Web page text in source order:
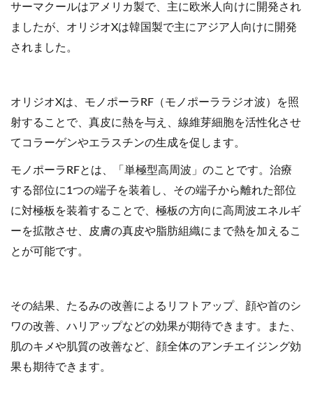
サーマクールはアメリカ製で、主に欧米人向けに開発され
ましたが、オリジオXは韓国製で主にアジア人向けに開発
されました。
オリジオXは、モノポーラRF（モノポーララジオ波）を照
射することで、真皮に熱を与え、線維芽細胞を活性化させ
てコラーゲンやエラスチンの生成を促します。
モノポーラRFとは、「単極型高周波」のことです。治療
する部位に1つの端子を装着し、その端子から離れた部位
に対極板を装着することで、極板の方向に高周波エネルギ
ーを拡散させ、皮膚の真皮や脂肪組織にまで熱を加えるこ
とが可能です。
その結果、たるみの改善によるリフトアップ、顔や首のシ
ワの改善、ハリアップなどの効果が期待できます。また、
肌のキメや肌質の改善など、顔全体のアンチエイジング効
果も期待できます。